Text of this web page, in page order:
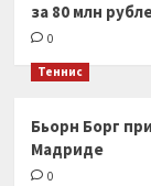
за 80 млн
0
Теннис
Бьорн Борг
Мадриде
0